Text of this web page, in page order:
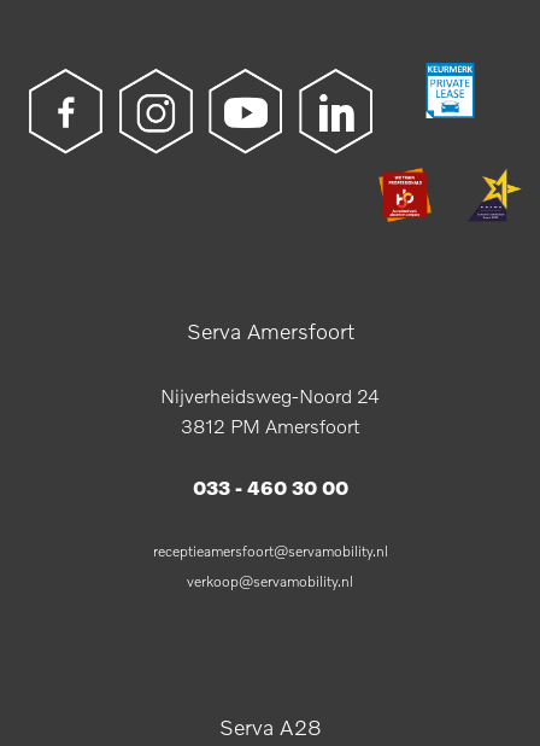
Serva Amersfoort
Nijverheidsweg-Noord 24
3812 PM Amersfoort
033 - 460 30 00
receptieamersfoort@servamobility.nl
verkoop@servamobility.nl
Serva A28